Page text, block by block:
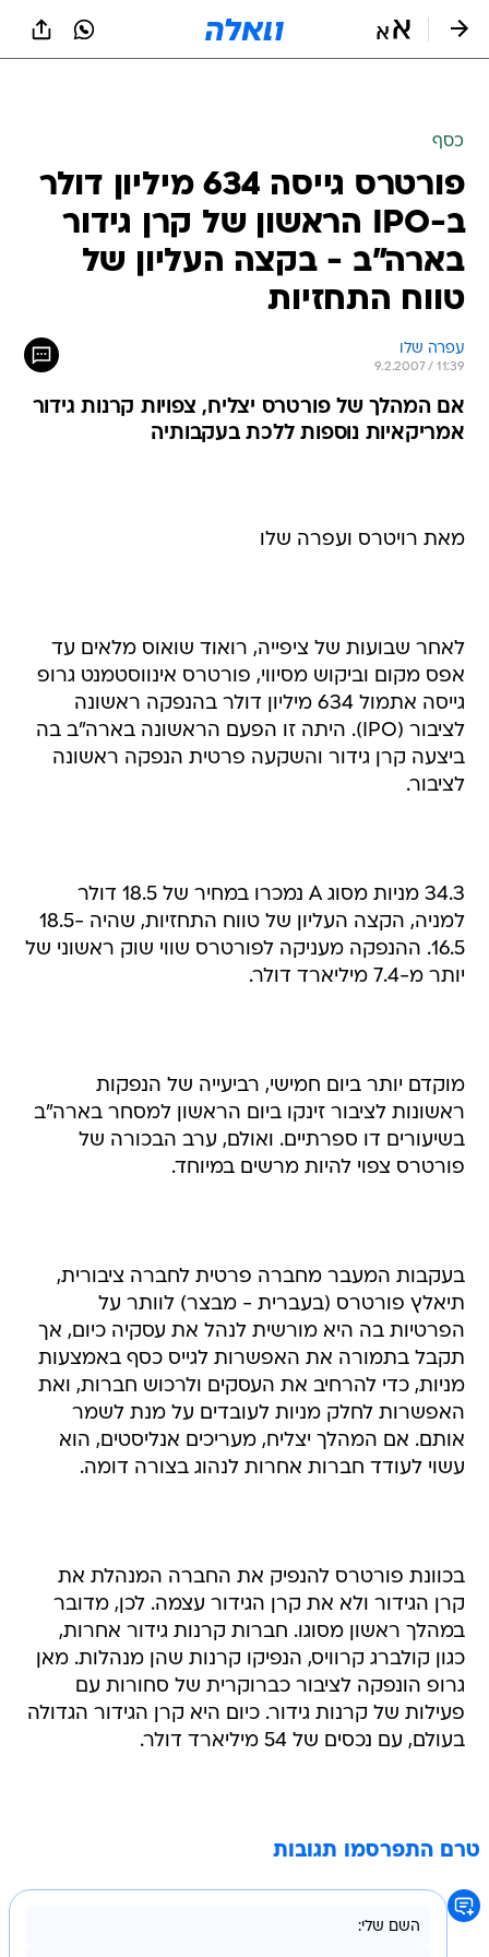
כסף
פורטרס גייסה 634 מיליון דולר
ב-IPO הראשון של קרן גידור
בארה"ב - בקצה העליון של
טווח התחזיות
עפרה שלו
9.2.2007 / 11:39
אם המהלך של פורטרס יצליח, צפויות קרנות גידור
אמריקאיות נוספות ללכת בעקבותיה
מאת רויטרס ועפרה שלו
לאחר שבועות של ציפייה, רואוד שואוס מלאים עד
אפס מקום וביקוש מסיווי, פורטרס אינווסטמנט גרופ
גייסה אתמול 634 מיליון דולר בהנפקה ראשונה
לציבור (IPO). היתה זו הפעם הראשונה בארה"ב בה
ביצעה קרן גידור והשקעה פרטית הנפקה ראשונה
לציבור.
34.3 מניות מסוג A נמכרו במחיר של 18.5 דולר
למניה, הקצה העליון של טווח התחזיות, שהיה 18.5-
16.5. ההנפקה מעניקה לפורטרס שווי שוק ראשוני של
יותר מ-7.4 מיליארד דולר.
מוקדם יותר ביום חמישי, רביעייה של הנפקות
ראשונות לציבור זינקו ביום הראשון למסחר בארה"ב
בשיעורים דו ספרתיים. ואולם, ערב הבכורה של
פורטרס צפוי להיות מרשים במיוחד.
בעקבות המעבר מחברה פרטית לחברה ציבורית,
תיאלץ פורטרס (בעברית - מבצר) לוותר על
הפרטיות בה היא מורשית לנהל את עסקיה כיום, אך
תקבל בתמורה את האפשרות לגייס כסף באמצעות
מניות, כדי להרחיב את העסקים ולרכוש חברות, ואת
האפשרות לחלק מניות לעובדים על מנת לשמר
אותם. אם המהלך יצליח, מעריכים אנליסטים, הוא
עשוי לעודד חברות אחרות לנהוג בצורה דומה.
בכוונת פורטרס להנפיק את החברה המנהלת את
קרן הגידור ולא את קרן הגידור עצמה. לכן, מדובר
במהלך ראשון מסוגו. חברות קרנות גידור אחרות,
כגון קולברג קרוויס, הנפיקו קרנות שהן מנהלות. מאן
גרופ הונפקה לציבור כברוקרית של סחורות עם
פעילות של קרנות גידור. כיום היא קרן הגידור הגדולה
בעולם, עם נכסים של 54 מיליארד דולר.
טרם התפרסמו תגובות